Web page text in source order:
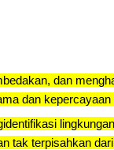
dan
dan
tak terpisahkan